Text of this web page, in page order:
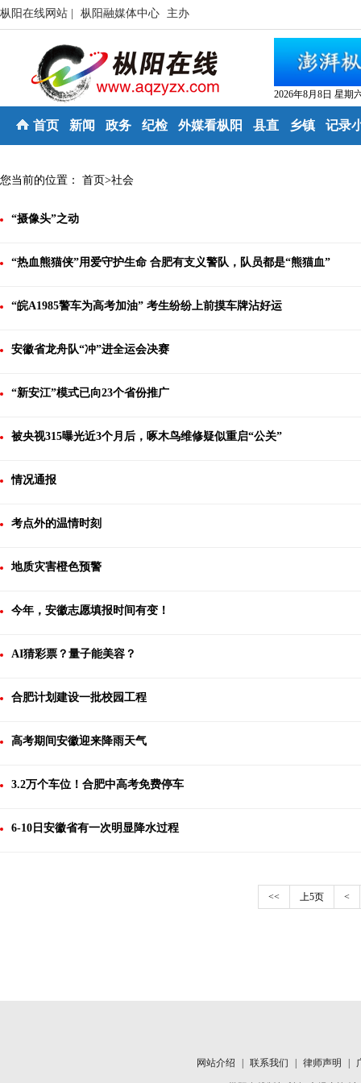
枞阳在线网站 | 枞阳融媒体中心 主办
2026年8月8日 星期
首页 新闻 政务 纪检 外媒看枞阳 县直 乡镇 记录
您当前的位置： 首页>社会
“摄像头”之动
“热血熊猫侠”用爱守护生命 合肥有支义警队，队员都是“熊猫血”
“皖A1985警车为高考加油” 考生纷纷上前摸车牌沾好运
安徽省龙舟队“冲”进全运会决赛
“新安江”模式已向23个省份推广
被央视315曝光近3个月后，啄木鸟维修疑似重启“公关”
情况通报
考点外的温情时刻
地质灾害橙色预警
今年，安徽志愿填报时间有变！
AI猜彩票？量子能美容？
合肥计划建设一批校园工程
高考期间安徽迎来降雨天气
3.2万个车位！合肥中高考免费停车
6-10日安徽省有一次明显降水过程
<< 上5页 <
网站介绍 联系我们 律师声明